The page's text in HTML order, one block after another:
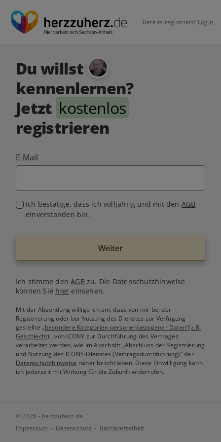
Bereits registriert? Login
Du willst
kennenlernen?
Jetzt kostenlos
registrieren
E-Mail
Ich bestätige, dass ich volljährig und mit den AGB
einverstanden bin.
Weiter
Ich stimme denAGB zu. Die Datenschutzhinweise
können Sie hier einsehen.
Mit der Absendung willige ich ein, dass von mir bei der
Registrierung oder bei Nutzung des Dienstes zur Verfügung
gestellte„besondere Kategorien personenbezogener Daten“(z.B.
Geschlecht) , von ICONY zur Durchführung des Vertrages
verarbeitet werden, wie im Abschnitt „Abschluss der Registrierung
und Nutzung des ICONY-Dienstes (Vertragsdurchführung)“ der
Datenschutzhinweise näher beschrieben. Diese Einwilligung kann
ich jederzeit mit Wirkung für die Zukunft widerrufen.
© 2026 - herzzuherz.de
Impressum
Datenschutz Barrierefreiheit